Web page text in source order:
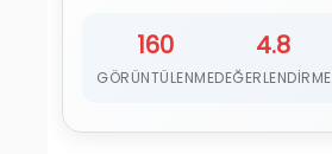
160
GÖRÜNTÜLENME
4.8
DEĞERLENDIRME